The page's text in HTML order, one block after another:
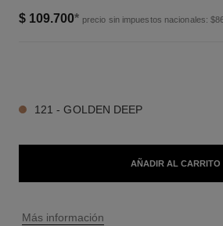
$ 109.700* precio sin impuestos nacionales:
121 - GOLDEN DEEP
AÑADIR AL CARRITO
↩
Más información